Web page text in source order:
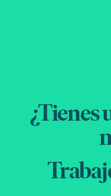
¿Tienes